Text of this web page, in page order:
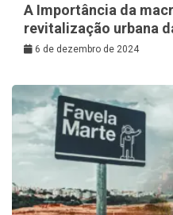
A Importância da
revitalização urbana
6 de dezembro de 2024